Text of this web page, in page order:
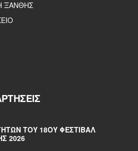
ΞΑΝΘΗΣ
ΤΟΥ 18ΟΥ ΦΕΣΤΙΒΆΛ
2026